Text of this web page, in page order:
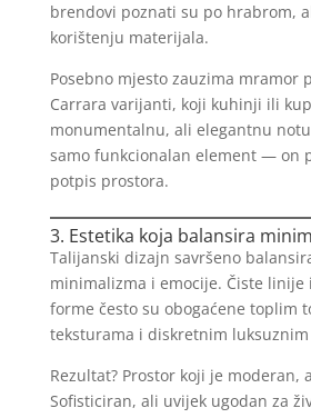
brendovi poznati su po hrabrom,
korištenju materijala.
Posebno mjesto zauzima mramor
Carrara varijanti, koji kuhinji ili
monumentalnu, ali elegantnu
samo funkcionalan element — on
potpis prostora.
3. Estetika koja balansira
Talijanski dizajn savršeno
minimalizma i emocije. Čiste linije
forme često su obogaćene toplim
teksturama i diskretnim
Rezultat? Prostor koji je moderan,
Sofisticiran, ali uvijek ugodan za